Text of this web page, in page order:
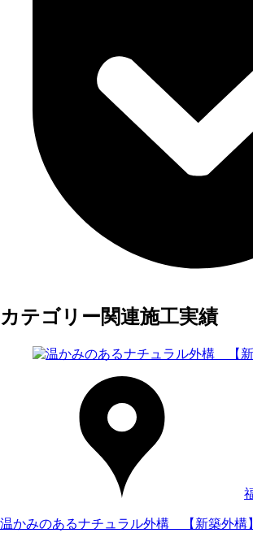
カテゴリー関連施工実績
温かみのあるナチュラル外構 【新築外構】